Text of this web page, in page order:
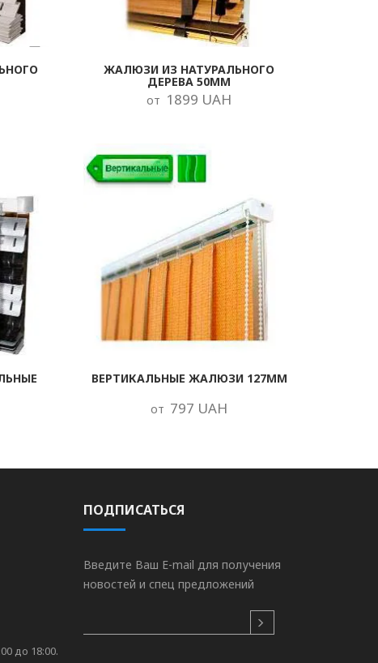
ЖАЛЮЗИ ИЗ НАТУРАЛЬНОГО
ДЕРЕВА 50ММ
от 1899 UAH
ВЕРТИКАЛЬНЫЕ ЖАЛЮЗИ 127ММ
от 797 UAH
до 18:00.
ПОДПИСАТЬСЯ
Введите Ваш E-mail для получения
новостей и спец предложений